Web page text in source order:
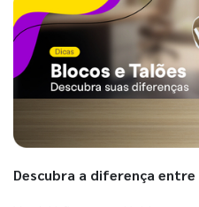
Descubra a diferença